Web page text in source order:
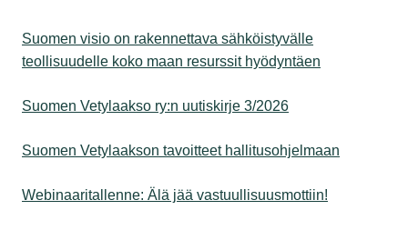
Suomen visio on rakennettava sähköistyvälle
teollisuudelle koko maan resurssit hyödyntäen
Suomen Vetylaakso ry:n uutiskirje 3/2026
Suomen Vetylaakson tavoitteet hallitusohjelmaan
Webinaaritallenne: Älä jää vastuullisuusmottiin!